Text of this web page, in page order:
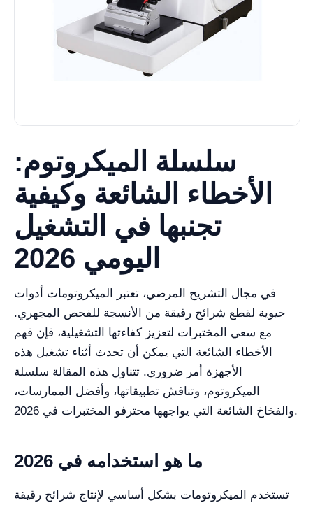
سلسلة الميكروتوم:
الأخطاء الشائعة وكيفية
تجنبها في التشغيل
اليومي 2026
في مجال التشريح المرضي، تعتبر الميكروتومات أدوات
حيوية لقطع شرائح رقيقة من الأنسجة للفحص المجهري.
مع سعي المختبرات لتعزيز كفاءتها التشغيلية، فإن فهم
الأخطاء الشائعة التي يمكن أن تحدث أثناء تشغيل هذه
الأجهزة أمر ضروري. تتناول هذه المقالة سلسلة
الميكروتوم، وتناقش تطبيقاتها، وأفضل الممارسات،
والفخاخ الشائعة التي يواجهها محترفو المختبرات في 2026.
ما هو استخدامه في 2026
تستخدم الميكروتومات بشكل أساسي لإنتاج شرائح رقيقة